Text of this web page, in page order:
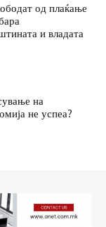
од плаќање
и владата
на
не успеа?